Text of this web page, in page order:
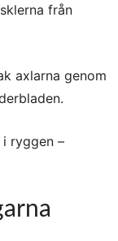
från
axlarna genom
ryggen –